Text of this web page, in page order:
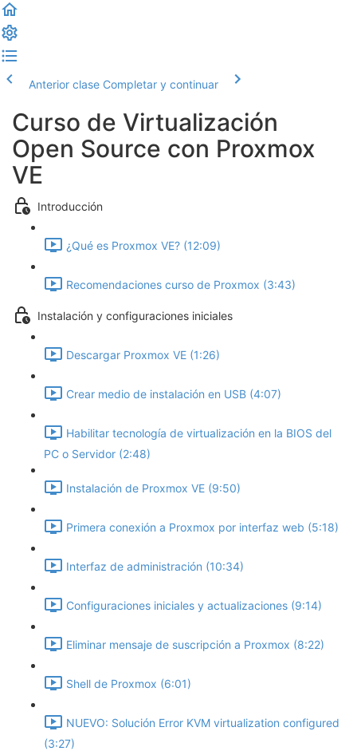
Anterior clase Completar y continuar
Curso de Virtualización
Open Source con Proxmox
VE
Introducción
¿Qué es Proxmox VE? (12:09)
Recomendaciones curso de Proxmox (3:43)
Instalación y configuraciones iniciales
Descargar Proxmox VE (1:26)
Crear medio de instalación en USB (4:07)
Habilitar tecnología de virtualización en la BIOS del
PC o Servidor (2:48)
Instalación de Proxmox VE (9:50)
Primera conexión a Proxmox por interfaz web (5:18)
Interfaz de administración (10:34)
Configuraciones iniciales y actualizaciones (9:14)
Eliminar mensaje de suscripción a Proxmox (8:22)
Shell de Proxmox (6:01)
NUEVO: Solución Error KVM virtualization configured
(3:27)